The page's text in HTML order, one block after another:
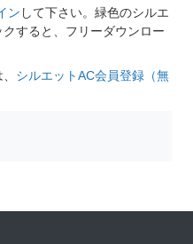
ン して下さい。緑色のシルエ
すると、フリーダウンロー
シルエットAC会員登録（無